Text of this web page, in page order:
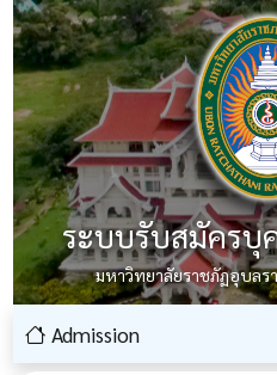
ระบบรับสมัครบุ
มหาวิทยาลัยราชภัฏอุบลร
Admission